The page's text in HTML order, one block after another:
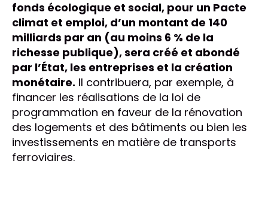
fonds écologique et social, pour un Pacte
climat et emploi, d’un montant de 140
milliards par an (au moins 6 % de la
richesse publique), sera créé et abondé
par l’État, les entreprises et la création
monétaire. Il contribuera, par exemple, à
financer les réalisations de la loi de
programmation en faveur de la rénovation
des logements et des bâtiments ou bien les
investissements en matière de transports
ferroviaires.